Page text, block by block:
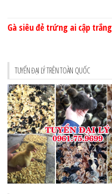
Gà siêu đẻ trứng ai cập trắng
TUYỂN ĐẠI LÝ TRÊN TOÀN QUỐC